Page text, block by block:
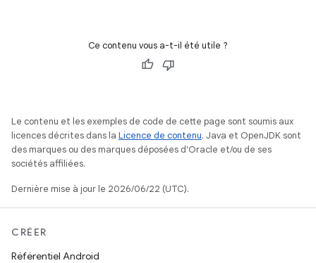
Ce contenu vous a-t-il été utile ?
Le contenu et les exemples de code de cette page sont soumis aux
licences décrites dans la Licence de contenu. Java et OpenJDK sont
des marques ou des marques déposées d'Oracle et/ou de ses
sociétés affiliées.
Dernière mise à jour le 2026/06/22 (UTC).
CRÉER
Référentiel Android